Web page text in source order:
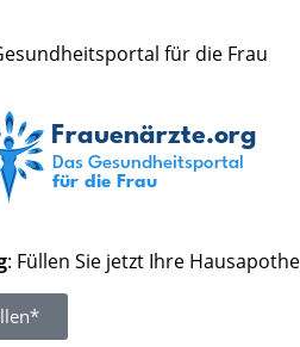
für die Frau
: Füllen Sie jetzt Ihre